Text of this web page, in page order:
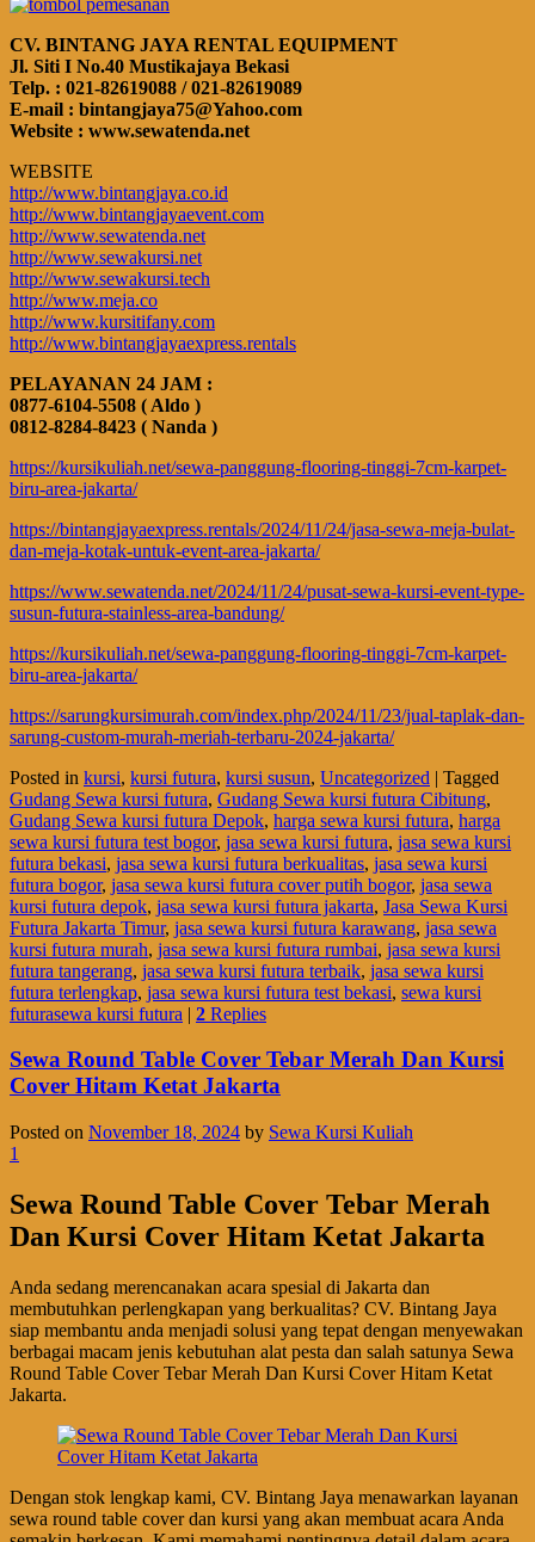
CV. BINTANG JAYA RENTAL EQUIPMENT
Jl. Siti I No.40 Mustikajaya Bekasi
Telp. : 021-82619088 / 021-82619089
E-mail : bintangjaya75@Yahoo.com
Website : www.sewatenda.net
WEBSITE
http://www.bintangjaya.co.id
http://www.bintangjayaevent.com
http://www.sewatenda.net
http://www.sewakursi.net
http://www.sewakursi.tech
http://www.meja.co
http://www.kursitifany.com
http://www.bintangjayaexpress.rentals
PELAYANAN 24 JAM :
0877-6104-5508 ( Aldo )
0812-8284-8423 ( Nanda )
https://kursikuliah.net/sewa-panggung-flooring-tinggi-7cm-karpet-
biru-area-jakarta/
https://bintangjayaexpress.rentals/2024/11/24/jasa-sewa-meja-bulat-
dan-meja-kotak-untuk-event-area-jakarta/
https://www.sewatenda.net/2024/11/24/pusat-sewa-kursi-event-type-
susun-futura-stainless-area-bandung/
https://kursikuliah.net/sewa-panggung-flooring-tinggi-7cm-karpet-
biru-area-jakarta/
https://sarungkursimurah.com/index.php/2024/11/23/jual-taplak-dan-
sarung-custom-murah-meriah-terbaru-2024-jakarta/
Posted in kursi, kursi futura, kursi susun, Uncategorized | Tagged
Gudang Sewa kursi futura, Gudang Sewa kursi futura Cibitung,
Gudang Sewa kursi futura Depok, harga sewa kursi futura, harga
sewa kursi futura test bogor, jasa sewa kursi futura, jasa sewa kursi
futura bekasi, jasa sewa kursi futura berkualitas, jasa sewa kursi
futura bogor, jasa sewa kursi futura cover putih bogor, jasa sewa
kursi futura depok, jasa sewa kursi futura jakarta, Jasa Sewa Kursi
Futura Jakarta Timur, jasa sewa kursi futura karawang, jasa sewa
kursi futura murah, jasa sewa kursi futura rumbai, jasa sewa kursi
futura tangerang, jasa sewa kursi futura terbaik, jasa sewa kursi
futura terlengkap, jasa sewa kursi futura test bekasi, sewa kursi
futurasewa kursi futura | 2 Replies
Sewa Round Table Cover Tebar Merah Dan Kursi
Cover Hitam Ketat Jakarta
Posted on November 18, 2024 by Sewa Kursi Kuliah
1
Sewa Round Table Cover Tebar Merah
Dan Kursi Cover Hitam Ketat Jakarta
Anda sedang merencanakan acara spesial di Jakarta dan
membutuhkan perlengkapan yang berkualitas? CV. Bintang Jaya
siap membantu anda menjadi solusi yang tepat dengan menyewakan
berbagai macam jenis kebutuhan alat pesta dan salah satunya Sewa
Round Table Cover Tebar Merah Dan Kursi Cover Hitam Ketat
Jakarta.
Dengan stok lengkap kami, CV. Bintang Jaya menawarkan layanan
sewa round table cover dan kursi yang akan membuat acara Anda